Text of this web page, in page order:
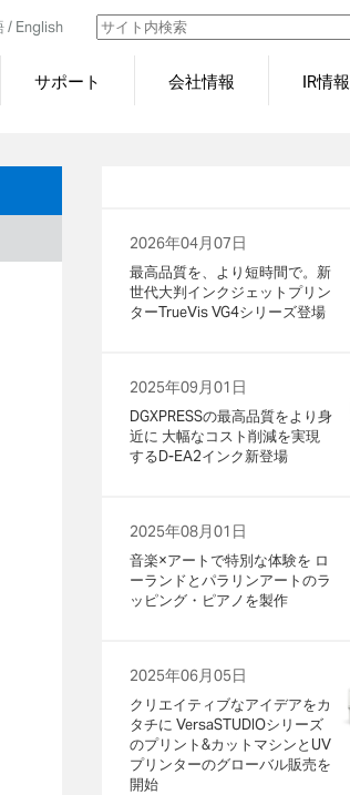
/ English
サポート 会社情報 IR情報
2026年04月07日
最高品質を、より短時間で。新
世代大判インクジェットプリン
ターTrueVis VG4シリーズ登場
2025年09月01日
DGXPRESSの最高品質をより身
近に 大幅なコスト削減を実現
するD-EA2インク新登場
2025年08月01日
音楽×アートで特別な体験を ロ
ーランドとパラリンアートのラ
ッピング・ピアノを製作
2025年06月05日
クリエイティブなアイデアをカ
タチに VersaSTUDIOシリーズ
のプリント&カットマシンとUV
プリンターのグローバル販売を
開始